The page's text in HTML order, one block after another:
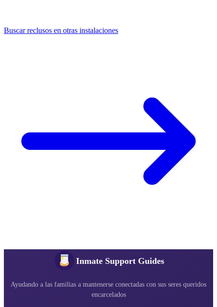
Buscar reclusos en otras instalaciones
Inmate Support Guides
Ayudando a las familias a mantenerse conectadas con sus seres queridos
encarcelados